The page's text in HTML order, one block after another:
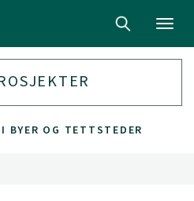
BYER OG TETTSTEDER